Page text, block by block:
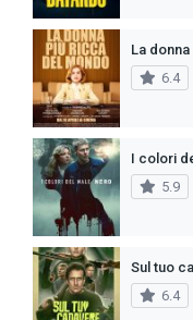
La
6.4
I colori
5.9
Sul tuo
6.4